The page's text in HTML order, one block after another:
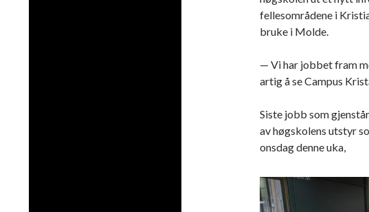
fellesområdene i
bruke i Molde.
— Vi har jobbet fram
artig å se Campus
Siste jobb som
av høgskolens utstyr
onsdag denne uka,